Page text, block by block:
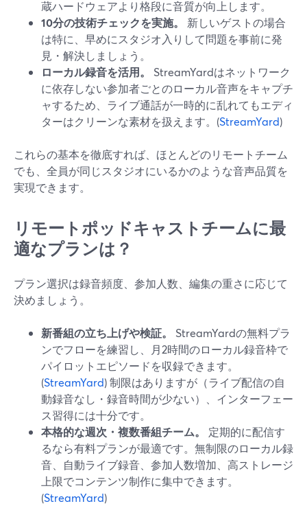
蔵ハードウェアより格段に音質が向上します。
10分の技術チェックを実施。
新しいゲストの場合
は特に、早めにスタジオ入りして問題を事前に発
見・解決しましょう。
ローカル録音を活用。
StreamYardはネットワーク
に依存しない参加者ごとのローカル音声をキャプチ
ャするため、ライブ通話が一時的に乱れてもエディ
ターはクリーンな素材を扱えます。(StreamYard)
これらの基本を徹底すれば、ほとんどのリモートチーム
でも、全員が同じスタジオにいるかのような音声品質を
実現できます。
リモートポッドキャストチームに最
適なプランは？
プラン選択は録音頻度、参加人数、編集の重さに応じて
決めましょう。
新番組の立ち上げや検証。
StreamYardの無料プラ
ンでフローを練習し、月2時間のローカル録音枠で
パイロットエピソードを収録できます。
(StreamYard) 制限はありますが（ライブ配信の自
動録音なし・録音時間が少ない）、インターフェー
ス習得には十分です。
本格的な週次・複数番組チーム。
定期的に配信す
るなら有料プランが最適です。無制限のローカル録
音、自動ライブ録音、参加人数増加、高ストレージ
上限でコンテンツ制作に集中できます。
(StreamYard)